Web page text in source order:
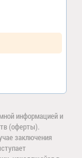
информацией и
(оферты).
заключения